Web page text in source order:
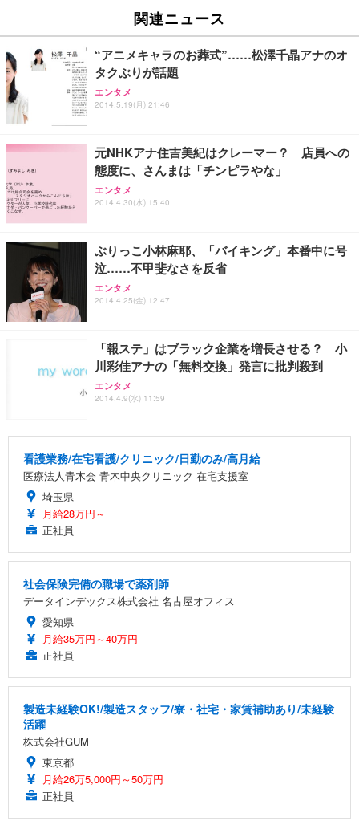
関連ニュース
“アニメキャラのお葬式”……松澤千晶アナのオ
タクぶりが話題
エンタメ
2014.5.19(月) 21:46
元NHKアナ住吉美紀はクレーマー？ 店員への
態度に、さんまは「チンピラやな」
エンタメ
2014.4.30(水) 15:40
ぶりっこ小林麻耶、「バイキング」本番中に号
泣……不甲斐なさを反省
エンタメ
2014.4.25(金) 12:47
「報ステ」はブラック企業を増長させる？ 小
川彩佳アナの「無料交換」発言に批判殺到
エンタメ
2014.4.9(水) 11:59
看護業務/在宅看護/クリニック/日勤のみ/高月給
医療法人青木会 青木中央クリニック 在宅支援室
埼玉県
月給28万円～
正社員
社会保険完備の職場で薬剤師
データインデックス株式会社 名古屋オフィス
愛知県
月給35万円～40万円
正社員
製造未経験OK!/製造スタッフ/寮・社宅・家賃補助あり/未経験
活躍
株式会社GUM
東京都
月給26万5,000円～50万円
正社員